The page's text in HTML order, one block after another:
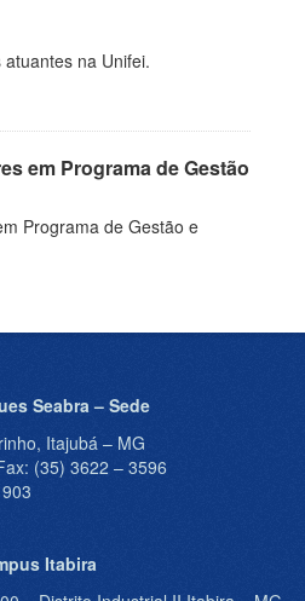
na Unifei.
em Programa de Gestão
Programa de Gestão e
Seabra – Sede
Itajubá – MG
(35) 3622 – 3596
Itabira